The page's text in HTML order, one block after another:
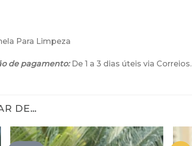
Para Limpeza
de pagamento:De 1 a 3 dias úteis via Correios.
DE…